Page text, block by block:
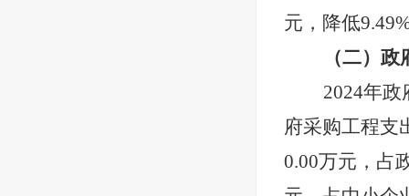
元，降低
（二）
2024年政
府采购工程支
0.00万元，占